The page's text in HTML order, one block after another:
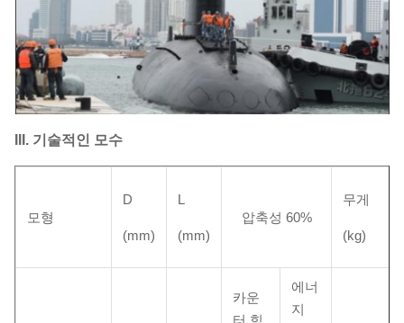
III. 기술적인 모수
모형
D
(mm)
L
(mm)
압축성 60%
무게
(kg)
카운
터 힘
에너
지